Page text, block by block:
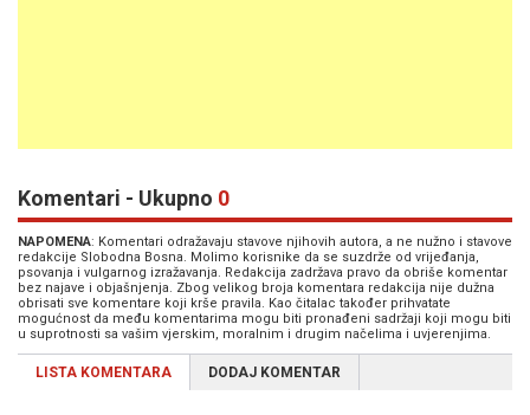
Komentari - Ukupno 0
NAPOMENA: Komentari odražavaju stavove njihovih autora, a ne nužno i stavove
redakcije Slobodna Bosna. Molimo korisnike da se suzdrže od vrijeđanja,
psovanja i vulgarnog izražavanja. Redakcija zadržava pravo da obriše komentar
bez najave i objašnjenja. Zbog velikog broja komentara redakcija nije dužna
obrisati sve komentare koji krše pravila. Kao čitalac također prihvatate
mogućnost da među komentarima mogu biti pronađeni sadržaji koji mogu biti
u suprotnosti sa vašim vjerskim, moralnim i drugim načelima i uvjerenjima.
LISTA KOMENTARA DODAJ KOMENTAR